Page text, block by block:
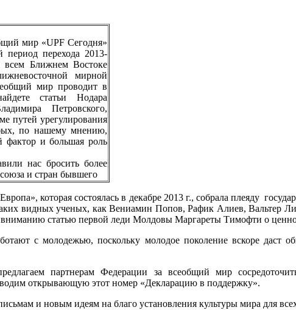
мир «UPF Сегодня»
перехода 2013-
Ближнем Востоке
мирной
мир проводит в
статьи Нодара
Петровского,
путей урегулирования
по нашему мнению,
фактор и большая роль
нас бросить более
и стран бывшего
которая состоялась в декабре 2013 г., собрала плеяду
видных ученых, как Вениамин Попов, Рафик Алиев, Вальтер
статью первой леди Молдовы Маргареты Тимофти о
с молодежью, поскольку молодое поколение вскоре даст
партнерам Федерации за всеобщий мир
открывающую этот номер «Декларацию в поддержку».
и новым идеям на благо установления культуры мира для